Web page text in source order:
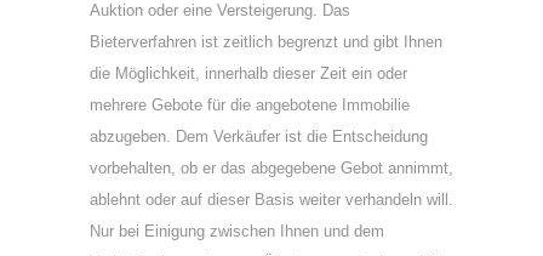
Auktion oder eine Versteigerung. Das
Bieterverfahren ist zeitlich begrenzt und gibt Ihnen
die Möglichkeit, innerhalb dieser Zeit ein oder
mehrere Gebote für die angebotene Immobilie
abzugeben. Dem Verkäufer ist die Entscheidung
vorbehalten, ob er das abgegebene Gebot annimmt,
ablehnt oder auf dieser Basis weiter verhandeln will.
Nur bei Einigung zwischen Ihnen und dem